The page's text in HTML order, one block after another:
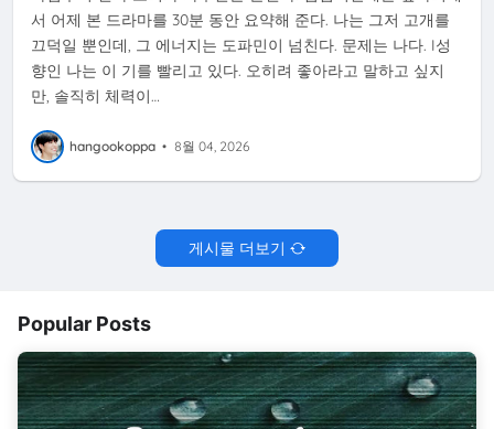
서 어제 본 드라마를 30분 동안 요약해 준다. 나는 그저 고개를
끄덕일 뿐인데, 그 에너지는 도파민이 넘친다. 문제는 나다. I성
향인 나는 이 기를 빨리고 있다. 오히려 좋아라고 말하고 싶지
만, 솔직히 체력이…
hangookoppa • 8월 04, 2026
게시물 더보기
Popular Posts